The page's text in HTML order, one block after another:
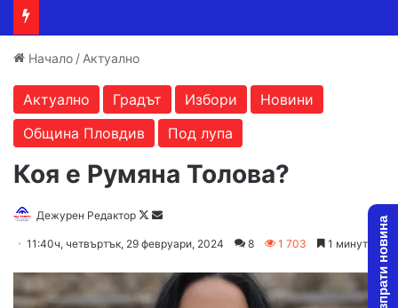
Начало / Актуално
Актуално Градът Избори
Новини
Община Пловдив
Под лупа
Коя е Румяна Толова?
Дежурен Редактор
Follow
Send
11:40ч, четвъртък, 29 февруари, 2024 8 1 703 1 минута Изпрати новина